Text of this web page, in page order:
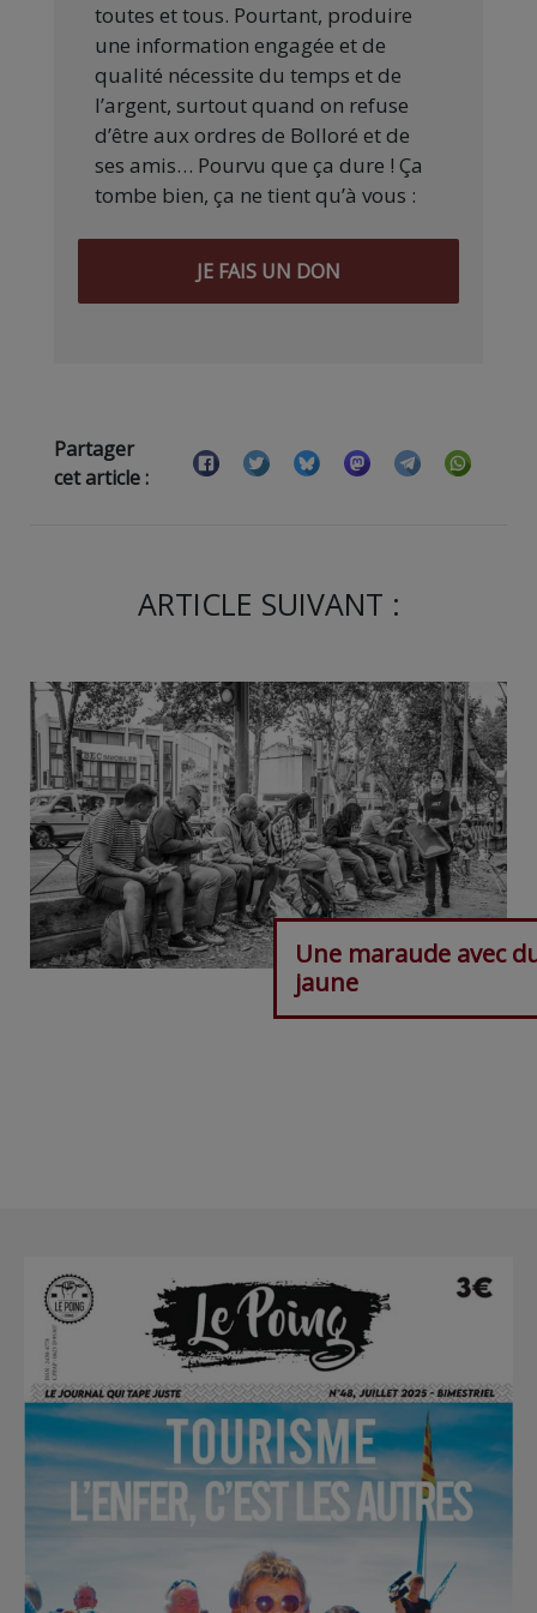
toutes et tous. Pourtant, produire
une information engagée et de
qualité nécessite du temps et de
l’argent, surtout quand on refuse
d’être aux ordres de Bolloré et de
ses amis… Pourvu que ça dure ! Ça
tombe bien, ça ne tient qu’à vous :
JE FAIS UN DON
Partager
cet article :
ARTICLE SUIVANT :
Une maraude avec
jaune